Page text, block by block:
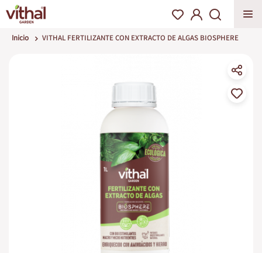
Inicio VITHAL FERTILIZANTE CON EXTRACTO DE ALGAS BIOSPHERE